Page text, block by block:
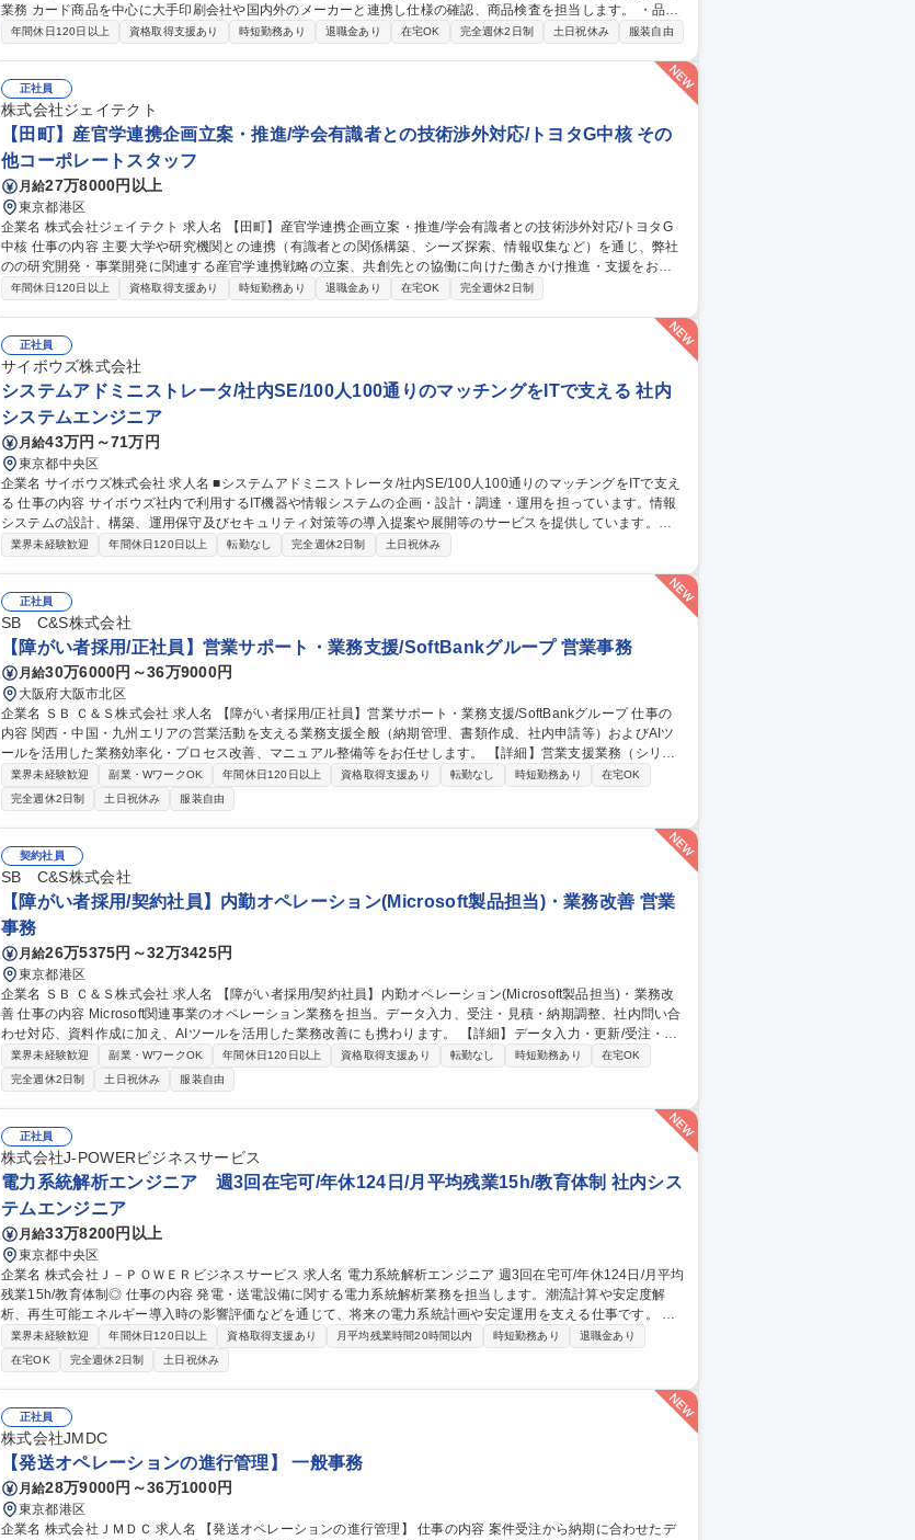
業務 カード商品を中心に大手印刷会社や国内外のメーカーと連携し仕様の確認、商品検査を担当します。 ・品質
向上、持続性向上に向けた各種取組み 募集職種 【カード事業部】キャラクターカード商品 品質管理担当★シェア
年間休日120日以上 資格取得支援あり 時短勤務あり 退職金あり 在宅OK 完全週休2日制 土日祝休み 服装自由
正社員
株式会社ジェイテクト
【田町】産官学連携企画立案・推進/学会有識者との技術渉外対応/トヨタG中核 その
他コーポレートスタッフ
月給27万8000円以上
東京都港区
企業名 株式会社ジェイテクト 求人名 【田町】産官学連携企画立案・推進/学会有識者との技術渉外対応/トヨタG
中核 仕事の内容 主要大学や研究機関との連携（有識者との関係構築、シーズ探索、情報収集など）を通じ、弊社
のの研究開発・事業開発に関連する産官学連携戦略の立案、共創先との協働に向けた働きかけ推進・支援をお任
せします。 社外との幅広い交流を通じてニーズとシーズのマッチングを図り社会課題の解決や未来の社会に対す
学会有識者との技術渉外対応/トヨタG中核
年間休日120日以上 資格取得支援あり 時短勤務あり 退職金あり 在宅OK 完全週休2日制
正社員
サイボウズ株式会社
システムアドミニストレータ/社内SE/100人100通りのマッチングをITで支える 社内
システムエンジニア
月給43万円～71万円
東京都中央区
企業名 サイボウズ株式会社 求人名 ■システムアドミニストレータ/社内SE/100人100通りのマッチングをITで支え
る 仕事の内容 サイボウズ社内で利用するIT機器や情報システムの企画・設計・調達・運用を担っています。情報
システムの設計、構築、運用保守及びセキュリティ対策等の導入提案や展開等のサービスを提供しています。
【業務内容】■サイボウズの働き方を支えるITシステムの設計/構築/運用保守■社内用IaaS/SaaS/Idpの設計/構築/運
※当社の企業理念を実現するための社内環境づくり、つまり「チームワークあふれる“会社”を創る」ために「いつ
でも、どこでも、誰とでも、最高の仕事ができるITを提供する」をミッションとしています 募集職種 ■システムア
ドミニストレータ/社内SE/100人100通りのマッチングをITで支える
業界未経験歓迎 年間休日120日以上 転勤なし 完全週休2日制 土日祝休み
正社員
SB C&S株式会社
【障がい者採用/正社員】営業サポート・業務支援/SoftBankグループ 営業事務
月給30万6000円～36万9000円
大阪府大阪市北区
企業名 ＳＢ Ｃ＆Ｓ株式会社 求人名 【障がい者採用/正社員】営業サポート・業務支援/SoftBankグループ 仕事の
内容 関西・中国・九州エリアの営業活動を支える業務支援全般（納期管理、書類作成、社内申請等）およびAIツ
ールを活用した業務効率化・プロセス改善、マニュアル整備等をお任せします。 【詳細】営業支援業務（シリア
ル取得、納期調整、メーカー出荷報告）/納期回答・納期管理/納品書・請求書等の書類作成・発行/押印申請等の社
内申請業務/各種事務・庶務業務/AIツールを活用した業務効率化・業務改善/業務の標準化・マニュアル整備 【働
き方】TeamsやGoogle Chatを中心にコミュニケーションを実施しており、業務に慣れた後は週1～2日程度の在
宅勤務も可能です。 募集職種 【障がい者採用/正社員】営業サポート・業務支援/SoftBankグループ
業界未経験歓迎 副業・WワークOK 年間休日120日以上 資格取得支援あり 転勤なし 時短勤務あり
在宅OK
完全週休2日制
土日祝休み 服装自由
契約社員
SB C&S株式会社
【障がい者採用/契約社員】内勤オペレーション(Microsoft製品担当)・業務改善 営業
事務
月給26万5375円～32万3425円
東京都港区
企業名 ＳＢ Ｃ＆Ｓ株式会社 求人名 【障がい者採用/契約社員】内勤オペレーション(Microsoft製品担当)・業務改
善 仕事の内容 Microsoft関連事業のオペレーション業務を担当。データ入力、受注・見積・納期調整、社内問い合
わせ対応、資料作成に加え、AIツールを活用した業務改善にも携わります。 【詳細】データ入力・更新/受注・見
積作成・納期調整/社内営業からの問い合わせ対応/マニュアル作成や売上データ等の資料作成/AIツール(Microsoft
Copilot、ChatGPT等)を活用したAIエージェント作成や問い合わせ対応の業務改善 【働き方】TeamsやGmailを活
用しています。障がい配慮に関する面談や在宅勤務など、無理なく柔軟に働ける環境を整えています。 募集職種
【障がい者採用/契約社員】内勤オペレーション(Microsoft製品担当)・業務改善
業界未経験歓迎 副業・WワークOK 年間休日120日以上 資格取得支援あり 転勤なし 時短勤務あり
在宅OK
完全週休2日制
土日祝休み 服装自由
正社員
株式会社J-POWERビジネスサービス
電力系統解析エンジニア 週3回在宅可/年休124日/月平均残業15h/教育体制 社内シス
テムエンジニア
月給33万8200円以上
東京都中央区
企業名 株式会社Ｊ－ＰＯＷＥＲビジネスサービス 求人名 電力系統解析エンジニア 週3回在宅可/年休124日/月平均
残業15h/教育体制◎ 仕事の内容 発電・送電設備に関する電力系統解析業務を担当します。潮流計算や安定度解
析、再生可能エネルギー導入時の影響評価などを通じて、将来の電力系統計画や安定運用を支える仕事です。 ・
発電設備や新規需要家の系統連系に伴う影響評価 ・電圧変動や潮流状況の解析、設備容量の検討 ・将来の電力系
統計画に向けたシミュレーション ・RTDS、PSCAD、PowerFactory等を用いた系統解析 ・解析結果をもとにし
た技術検討資料の作成 ・解析手法の高度化や支援ツール開発にも挑戦可能 募集職種 電力系統解析エンジニア 週3
回在宅可/年休124日/月平均残業15h/教育体制◎
業界未経験歓迎 年間休日120日以上 資格取得支援あり 月平均残業時間20時間以内 時短勤務あり
退職金あり
在宅OK
完全週休2日制 土日祝休み
正社員
株式会社JMDC
【発送オペレーションの進行管理】 一般事務
月給28万9000円～36万1000円
東京都港区
企業名 株式会社ＪＭＤＣ 求人名 【発送オペレーションの進行管理】 仕事の内容 案件受注から納期に合わせたデ